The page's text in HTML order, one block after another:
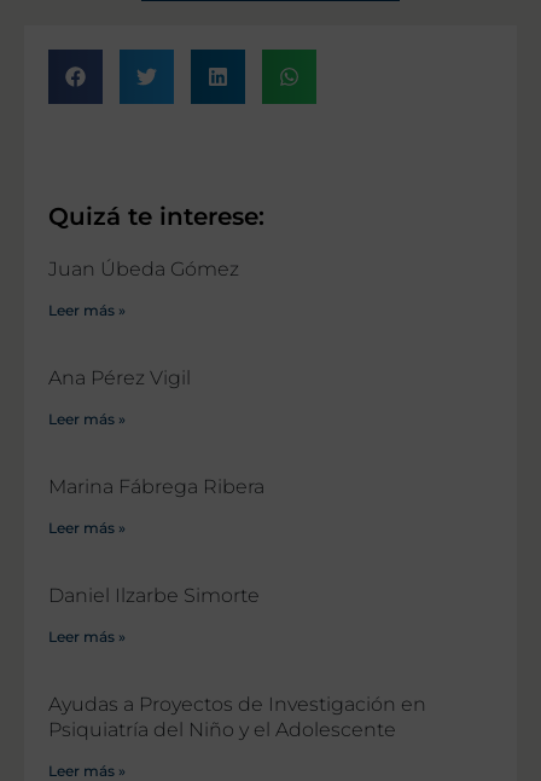
Quizá te interese:
Juan Úbeda Gómez
Leer más »
Ana Pérez Vigil
Leer más »
Marina Fábrega Ribera
Leer más »
Daniel Ilzarbe Simorte
Leer más »
Ayudas a Proyectos de Investigación en
Psiquiatría del Niño y el Adolescente
Leer más »